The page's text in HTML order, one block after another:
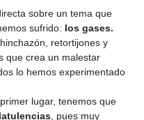
sobre un tema que
sufrido: los gases.
retortijones y
que crea un malestar
lo hemos experimentado
lugar, tenemos que
, pues muy